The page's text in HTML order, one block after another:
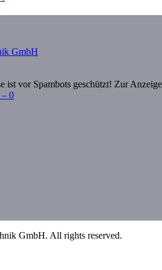
GmbH
ist vor Spambots geschützt! Zur
0
GmbH. All rights reserved.